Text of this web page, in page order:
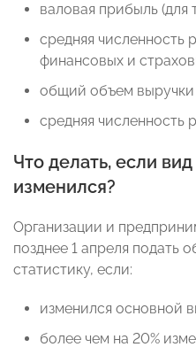
валовая прибыль (для
средняя численность
финансовых и
общий объем
средняя численность
Что делать, если
изменился?
Организации и
позднее 1 апреля подать
статистику, если:
изменился основной
более чем на 20%